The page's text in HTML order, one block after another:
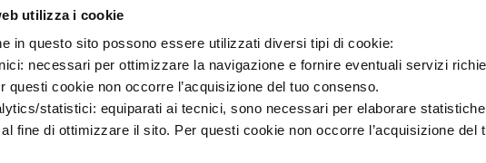
utilizza i cookie
in questo sito possono essere utilizzati diversi tipi di cookie:
necessari per ottimizzare la navigazione e fornire eventuali servizi
questi cookie non occorre l’acquisizione del tuo consenso.
statistici: equiparati ai tecnici, sono necessari per elaborare
fine di ottimizzare il sito. Per questi cookie non occorre l’acquisizione del
IT00498281203 C.F. E REG. IMPR. BO 00286900378 R.E.A. BO 5545
preferences